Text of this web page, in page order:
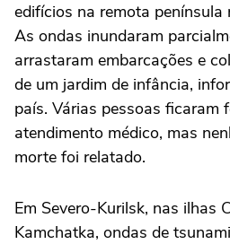
edifícios na remota península
As ondas inundaram
arrastaram embarcações e
de um jardim de infância,
país. Várias pessoas ficaram
atendimento médico, mas
morte foi relatado.
Em Severo-Kurilsk, nas ilhas
Kamchatka, ondas de